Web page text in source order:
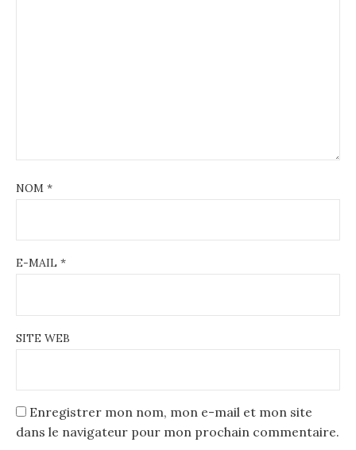
NOM *
E-MAIL *
SITE WEB
Enregistrer mon nom, mon e-mail et mon site
dans le navigateur pour mon prochain commentaire.